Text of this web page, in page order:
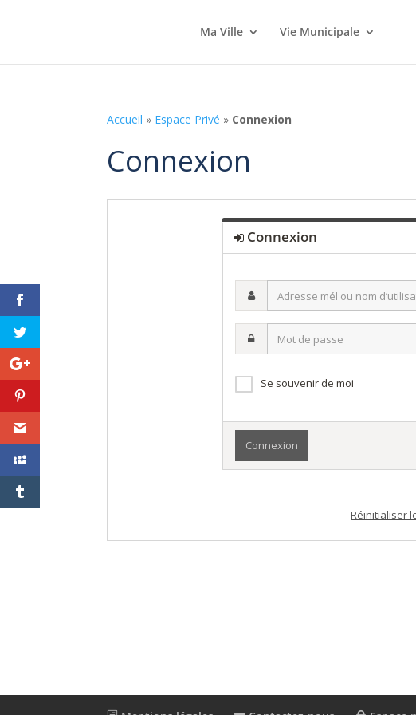
Ma Ville Vie Municipale
Accueil » Espace Privé » Connexion
Connexion
Connexion
mél
nom
d’utilisateur·ice
Se souvenir de moi
Réinitialiser